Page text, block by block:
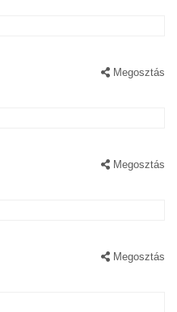
Megosztás
Megosztás
Megosztás